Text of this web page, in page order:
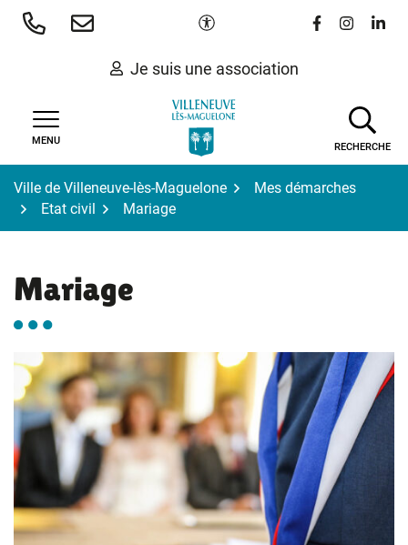
Aller
Paramètres d'accessibilité
Lien vers le
Lien vers
Lien
Je suis une association
MENU
RECHERCHE
Ville de Villeneuve-lès-Maguelone
Mes démarches
Etat civil
Mariage
Mariage